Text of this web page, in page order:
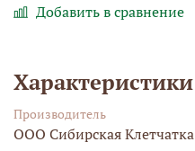
Добавить в сравнение
Характеристики
Производитель
ООО Сибирская Клетчатка